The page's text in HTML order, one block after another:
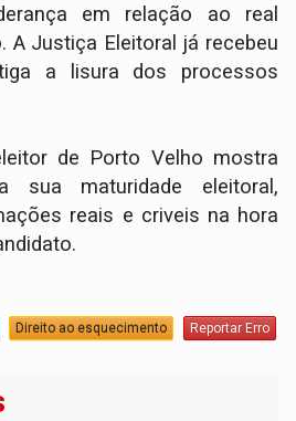
em relação ao real
A Justiça Eleitoral já recebeu
a lisura dos processos
de Porto Velho mostra
maturidade eleitoral,
reais e criveis na hora
Direito ao esquecimento Reportar Erro